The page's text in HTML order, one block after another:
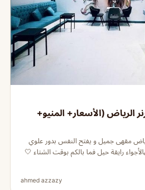
الرياض (الأسعار+ المنيو+
مقهى جميل و يفتح النفس بدور علوي
رايقة حيل فما بالكم بوقت الشتاء 🤍
ahmed azzazy